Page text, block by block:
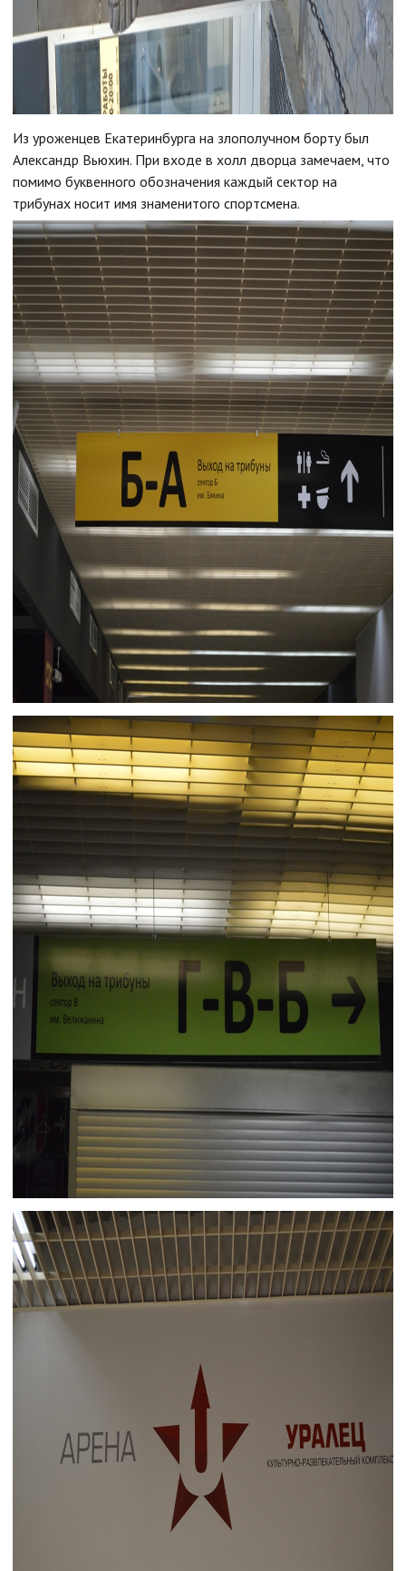
Из уроженцев Екатеринбурга на злополучном борту был
Александр Вьюхин. При входе в холл дворца замечаем, что
помимо буквенного обозначения каждый сектор на
трибунах носит имя знаменитого спортсмена.